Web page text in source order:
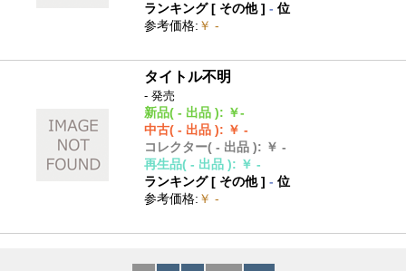
ランキング [ その他]- 位
参考価格: ￥ -
タイトル不明
- 発売
新品( - 出品 ): ￥-
中古( - 出品 ): ￥ -
コレクター( - 出品 ): ￥ -
再生品( - 出品 ): ￥ -
ランキング [ その他]- 位
参考価格: ￥ -